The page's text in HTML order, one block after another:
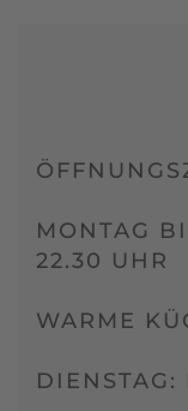
MONTAG
22.30 UHR
WARME
DIENSTAG: